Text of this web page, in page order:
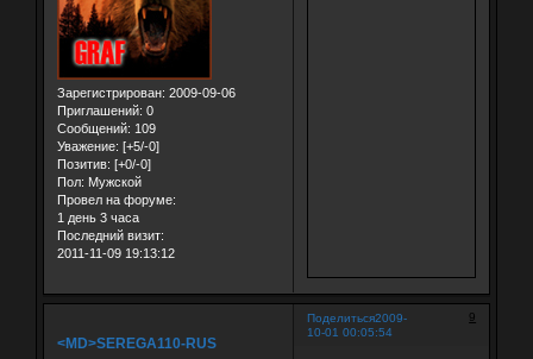
Зарегистрирован: 2009-09-06
Приглашений: 0
Сообщений: 109
Уважение: [+5/-0]
Позитив: [+0/-0]
Пол: Мужской
Провел на форуме:
1 день 3 часа
Последний визит:
2011-11-09 19:13:12
Поделиться 9
2009-
10-01 00:05:54
<MD>SEREGA110-RUS